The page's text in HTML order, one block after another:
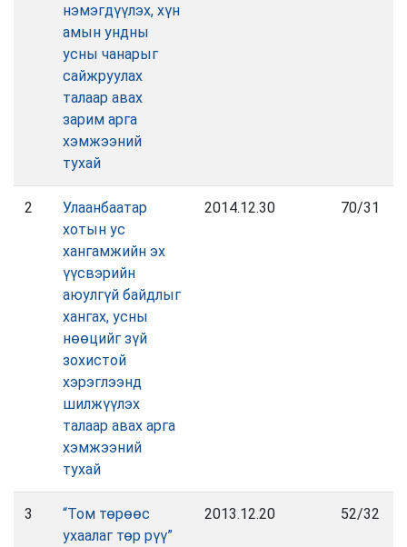
нэмэгдүүлэх, хүн
амын ундны
усны чанарыг
сайжруулах
талаар авах
зарим арга
хэмжээний
тухай
2
Улаанбаатар
хотын ус
хангамжийн эх
үүсвэрийн
аюулгүй байдлыг
хангах, усны
нөөцийг зүй
зохистой
хэрэглээнд
шилжүүлэх
талаар авах арга
хэмжээний
тухай
2014.12.30 70/31
3
“Том төрөөс
ухаалаг төр рүү”
2013.12.20 52/32